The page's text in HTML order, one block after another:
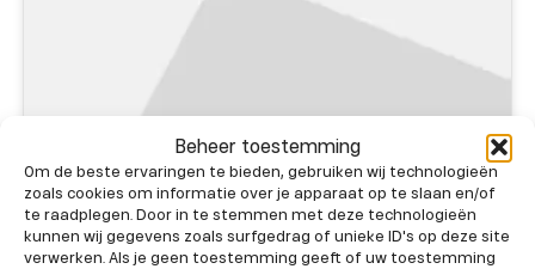
Beheer toestemming
Om de beste ervaringen te bieden, gebruiken wij technologieën
zoals cookies om informatie over je apparaat op te slaan en/of
te raadplegen. Door in te stemmen met deze technologieën
kunnen wij gegevens zoals surfgedrag of unieke ID's op deze site
verwerken. Als je geen toestemming geeft of uw toestemming